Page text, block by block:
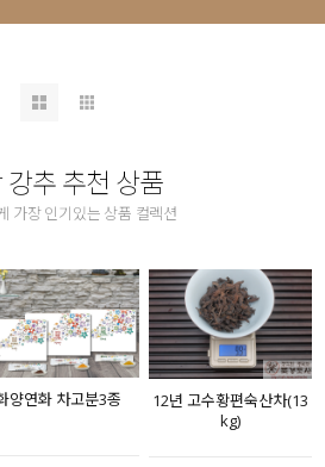
강추 추천 상품
가장 인기있는 상품 컬렉션
양연화 차고분3종
12년 고수황편숙산차(13
kg)